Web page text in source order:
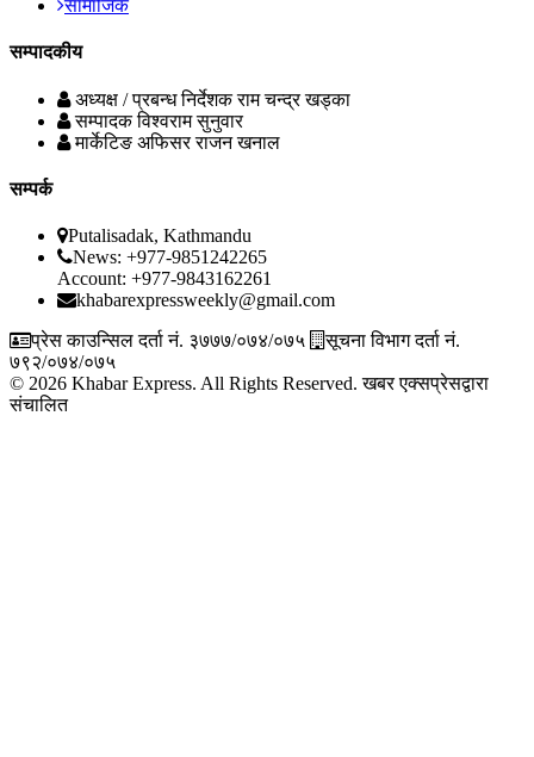
सामाजिक
सम्पादकीय
अध्यक्ष / प्रबन्ध निर्देशक राम चन्द्र खड्का
सम्पादक विश्वराम सुनुवार
मार्केटिङ अफिसर राजन खनाल
सम्पर्क
Putalisadak, Kathmandu
News: +977-9851242265
Account: +977-9843162261
khabarexpressweekly@gmail.com
प्रेस काउन्सिल दर्ता नं. ३७७७/०७४/०७५
सूचना विभाग दर्ता नं.
७९२/०७४/०७५
© 2026 Khabar Express. All Rights Reserved. खबर एक्सप्रेसद्वारा
संचालित